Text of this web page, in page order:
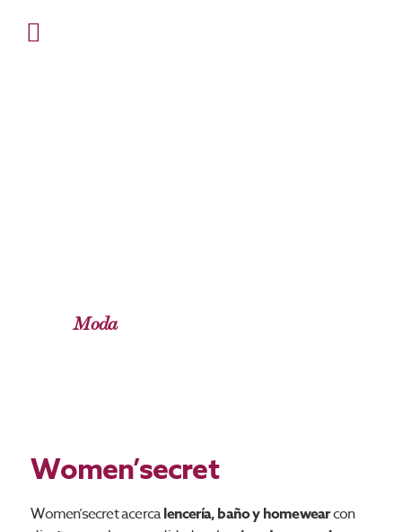
Moda
Women’secret
Women’secret acercalencería, baño y homewearcon